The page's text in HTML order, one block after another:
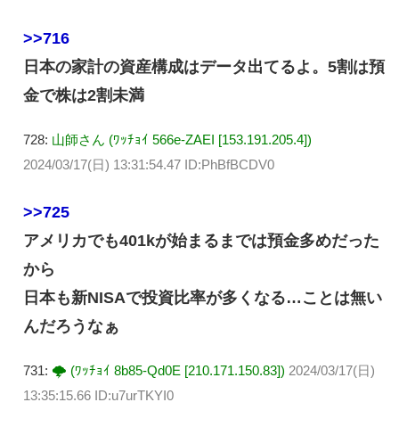
>>716
日本の家計の資産構成はデータ出てるよ。5割は預
金で株は2割未満
728: 山師さん (ﾜｯﾁｮｲ 566e-ZAEI [153.191.205.4])
2024/03/17(日) 13:31:54.47 ID:PhBfBCDV0
>>725
アメリカでも401kが始まるまでは預金多めだった
から
日本も新NISAで投資比率が多くなる…ことは無い
んだろうなぁ
731: 🌩 (ﾜｯﾁｮｲ 8b85-Qd0E [210.171.150.83]) 2024/03/17(日)
13:35:15.66 ID:u7urTKYI0